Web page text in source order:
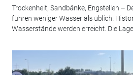
Trockenheit, Sandbänke, Engstellen –
führen weniger Wasser als üblich.
Wasserstände werden erreicht. Die Lage